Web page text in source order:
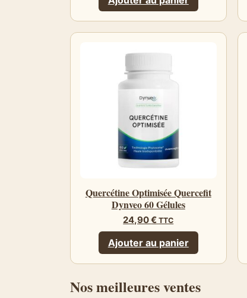
Quercétine Optimisée Quercefit
Dynveo 60 Gélules
24,90€ TTC
Ajouter au panier
Nos meilleures ventes